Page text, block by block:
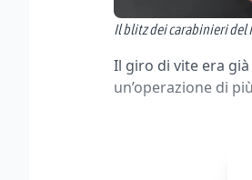
Il blitz dei carabinieri del
Il giro di vite era
un’operazione di